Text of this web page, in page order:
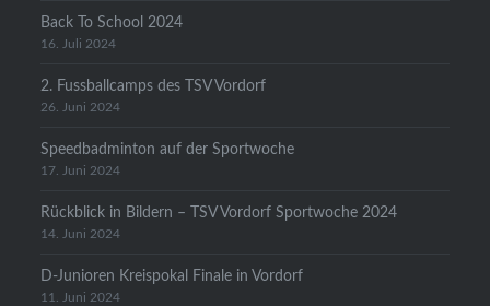
Back To School 2024
16. Juli 2024
2. Fussballcamps des TSV Vordorf
26. Juni 2024
Speedbadminton auf der Sportwoche
17. Juni 2024
Rückblick in Bildern – TSV Vordorf Sportwoche 2024
14. Juni 2024
D-Junioren Kreispokal Finale in Vordorf
11. Juni 2024